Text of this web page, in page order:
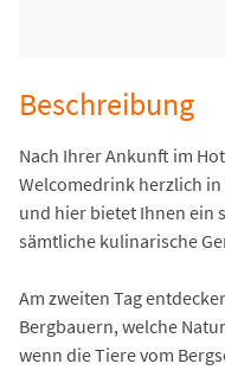
Beschreibung
Nach Ihrer Ankunft im
Welcomedrink herzlich
und hier bietet Ihnen ein
sämtliche kulinarische
Am zweiten Tag
Bergbauern, welche
wenn die Tiere vom